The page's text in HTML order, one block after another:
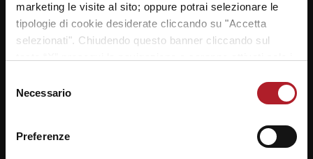
marketing le visite al sito; oppure potrai selezionare le
tipologie di cookie desiderate cliccando su "Accetta
selezionati". Chiudendo questo banner cliccando sul
modificare le tue preferenze in ogni momento mediante il
link “Impostazione dei cookie” a fine pagina. Per ulteriori
Cookie
Policy.
delNecessario
Preferenze